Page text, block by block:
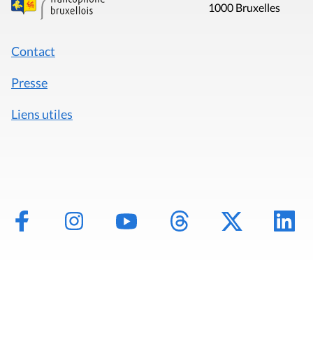
1000 Bruxelles
Contact
Presse
Liens utiles